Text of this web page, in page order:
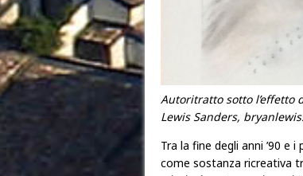
Autoritratto sotto l’effetto
Lewis Sanders,
Tra la fine degli anni ’90 e
come sostanza ricreativa